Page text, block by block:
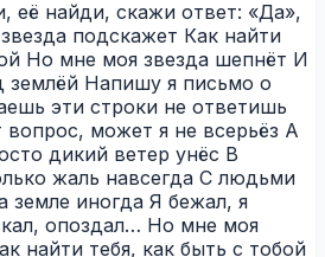
её найди, скажи ответ: «Да»,
подскажет Как найти
Но мне моя звезда шепнёт И
землёй Напишу я письмо о
эти строки не ответишь
может я не всерьёз А
дикий ветер унёс В
жаль навсегда С людьми
земле иногда Я бежал, я
опоздал… Но мне моя
найти тебя, как быть с тобой